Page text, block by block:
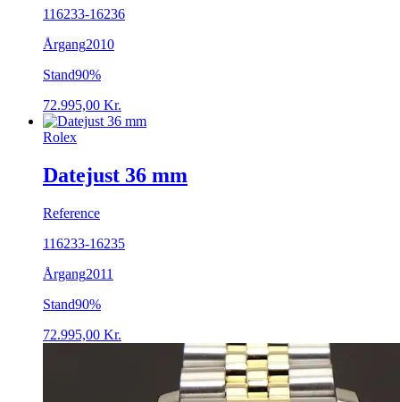
116233-16236
Årgang2010
Stand90%
72.995,00 Kr.
Rolex
Datejust 36 mm
Reference
116233-16235
Årgang2011
Stand90%
72.995,00 Kr.